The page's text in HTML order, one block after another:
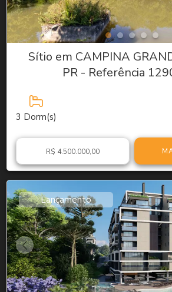
Sítio em CAMPINA
PR - Referência
3 Dorm(s)
R$ 4.500.000,00
Lançamento